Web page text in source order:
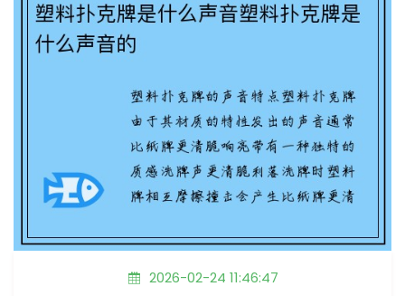
2026-02-24 11:46:47